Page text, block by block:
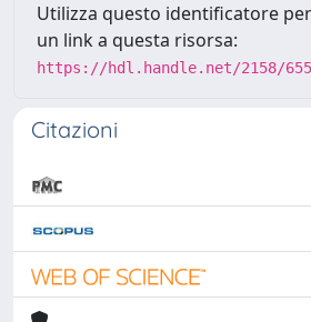
Utilizza questo identificatore
un link a questa risorsa:
https://hdl.handle.net/2158/
Citazioni